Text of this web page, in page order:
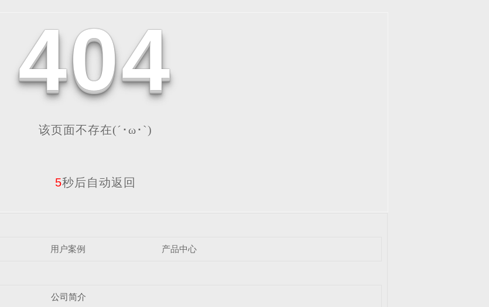
404
该页面不存在(´･ω･`)
5秒后自动返回
用户案例 产品中心
公司简介